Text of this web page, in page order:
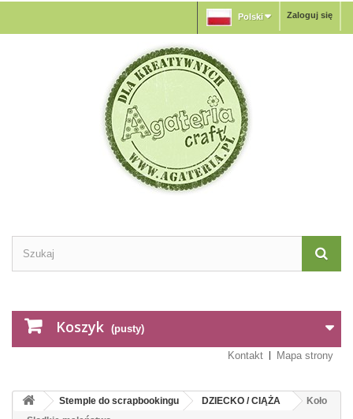
Zaloguj się
Polski
Koszyk (pusty)
Kontakt Mapa strony
Stemple do scrapbookingu DZIECKO / CIĄŻA
Koło